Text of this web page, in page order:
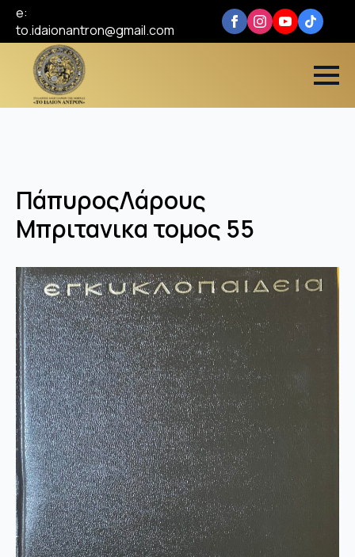
e:
to.idaionantron@gmail.com
ΠάπυροςΛάρους
Μπριτανικα τομος 55